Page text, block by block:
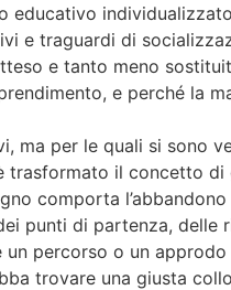
e traguardi di
e tanto meno
e perché la
ma per le quali si sono
trasformato il concetto di
comporta
punti di partenza,
percorso o un
trovare una giusta